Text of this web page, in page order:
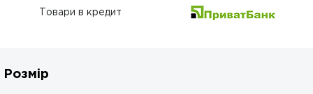
Товари в кредит
Розмір